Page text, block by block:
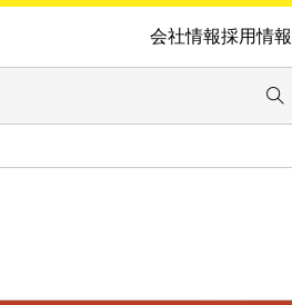
会社情報採用情報